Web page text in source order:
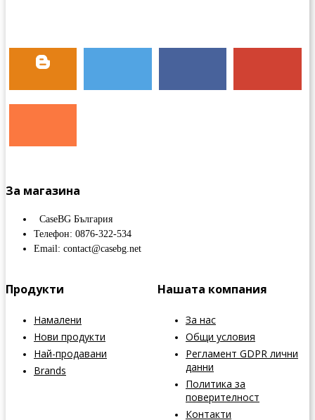
За магазина
CaseBG България
Телефон: 0876-322-534
Email: contact@casebg.net
Продукти
Намалени
Нови продукти
Най-продавани
Brands
Нашата компания
За нас
Общи условия
Регламент GDPR лични
данни
Политика за
поверителност
Контакти